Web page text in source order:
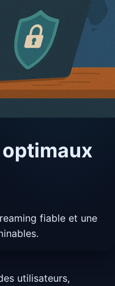
optimaux
fiable et une
utilisateurs,